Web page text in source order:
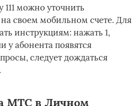
можно уточнить
своем мобильном счете. Для
инструкциям: нажать 1,
у абонента появятся
следует дождаться
МТС в Личном